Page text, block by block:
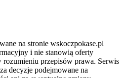
na stronie wskoczpokase.pl
i nie stanowią oferty
przepisów prawa. Serwis
decyzje podejmowane na